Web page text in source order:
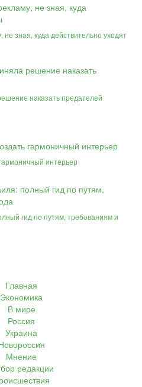
не зная, куда действительно уходят
наказать предателей
интерьер
гид по путям, требованиям и
Главная
Экономика
В мире
Россия
Украина
Мнение
редакции